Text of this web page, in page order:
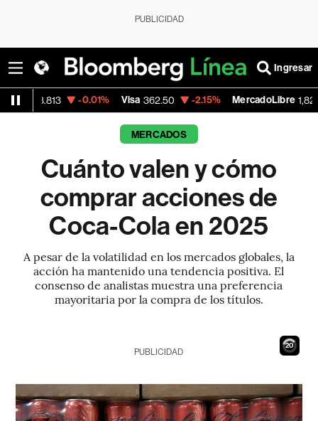
PUBLICIDAD
Ingresar
Visa 362.50 -2.15% MercadoLibre 1,821.795 -0.14%
MERCADOS
Cuánto valen y cómo
comprar acciones de
Coca-Cola en 2025
A pesar de la volatilidad en los mercados globales, la
acción ha mantenido una tendencia positiva. El
consenso de analistas muestra una preferencia
mayoritaria por la compra de los títulos.
19
PUBLICIDAD